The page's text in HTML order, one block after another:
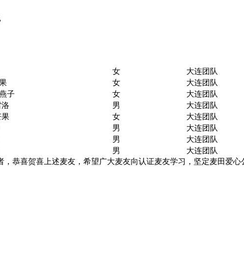
女 大连团队
女 大连团队
子 女 大连团队
男 大连团队
果 女 大连团队
男 大连团队
男 大连团队
男 大连团队
恭喜贺喜上述麦友，希望广大麦友向认证麦友学习，坚定麦田爱